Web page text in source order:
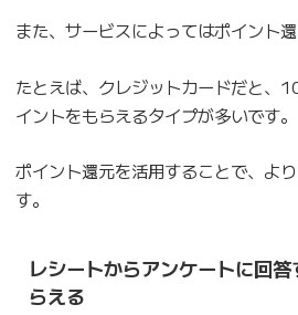
また、サービスによってはポイント還
たとえば、クレジットカードだと、
イントをもらえるタイプが多いです。
ポイント還元を活用することで、よ
す。
レシートからアンケートに回
らえる